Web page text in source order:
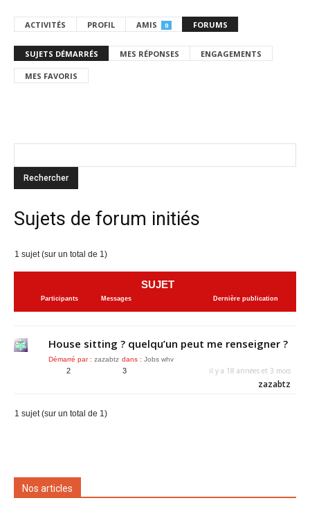
ACTIVITÉS PROFIL AMIS 0 FORUMS
SUJETS DÉMARRÉS MES RÉPONSES ENGAGEMENTS
MES FAVORIS
Sujets de forum initiés
1 sujet (sur un total de 1)
SUJET
Participants Messages Dernière publication
House sitting ? quelqu’un peut me renseigner ?
Démarré par : zazabtz dans : Jobs whv
2 3 il y a 18 années et 3 mois
zazabtz
1 sujet (sur un total de 1)
Nos articles